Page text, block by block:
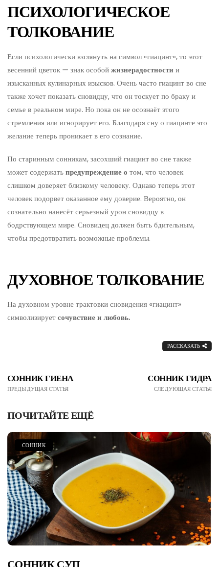
ПСИХОЛОГИЧЕСКОЕ
ТОЛКОВАНИЕ
Если психологически взглянуть на символ «гиацинт», то этот
весенний цветок — знак особойжизнерадостности и
изысканных кулинарных изысков. Очень часто гиацинт во сне
также хочет показать сновидцу, что он тоскует по браку и
семье в реальном мире. Но пока он не осознаёт этого
стремления или игнорирует его. Благодаря сну о гиацинте это
желание теперь проникает в его сознание.
По старинным сонникам, засохший гиацинт во сне также
может содержатьпредупреждение о том, что человек
слишком доверяет близкому человеку. Однако теперь этот
человек подорвет оказанное ему доверие. Вероятно, он
сознательно нанесёт серьезный урон сновидцу в
бодрствующем мире. Сновидец должен быть бдительным,
чтобы предотвратить возможные проблемы.
ДУХОВНОЕ ТОЛКОВАНИЕ
На духовном уровне трактовки сновидения «гиацинт»
символизируетсочувствие и любовь.
РАССКАЗАТЬ
СОННИК ГИЕНА
ПРЕДЫДУЩАЯ СТАТЬЯ
СОННИК ГИДРА
СЛЕДУЮЩАЯ СТАТЬЯ
ПОЧИТАЙТЕ ЕЩЁ
СОННИК